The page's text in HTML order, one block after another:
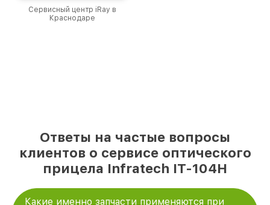
Сервисный центр iRay в
Краснодаре
Ответы на частые вопросы
клиентов о сервисе оптического
прицела Infratech IT-104H
Какие именно запчасти применяются при